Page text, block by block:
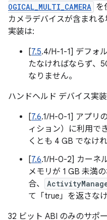
OGICAL_MULTI_CAMERA を
カメラデバイスが含まれ
実装は:
[7.5.4/H-1-1] デフォ
たなければならず、
なりません。
ハンドヘルド デバイス実
[7.6.1/H-0-1] アプリ
ィション）に利用で
くとも 4 GB でなけ
[7.6.1/H-0-2] カーネ
メモリが 1 GB 未満
合、
て「true」を返さな
32 ビット ABI のみのサポ